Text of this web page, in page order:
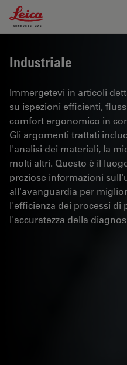
Leica Microsystems Logo
Industriale
Immergetevi in articoli
su ispezioni efficienti,
comfort ergonomico in
Gli argomenti trattati
l'analisi dei materiali, la
molti altri. Questo è il
preziose informazioni
all'avanguardia per
l'efficienza dei processi di
l'accuratezza della